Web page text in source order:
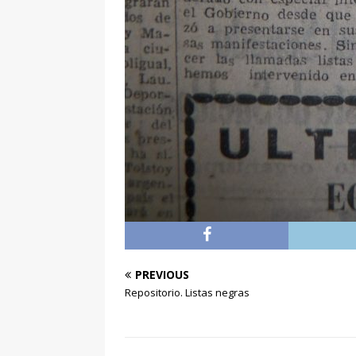
PREVIOUS
Repositorio. Listas negras